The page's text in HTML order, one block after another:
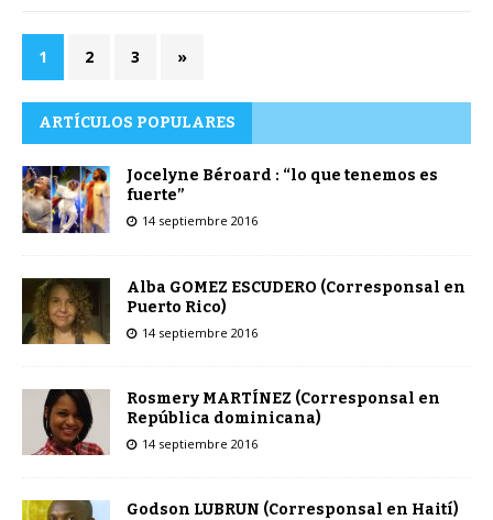
1 2 3 »
ARTÍCULOS POPULARES
Jocelyne Béroard : “lo que tenemos es
fuerte”
14 septiembre 2016
Alba GOMEZ ESCUDERO (Corresponsal en
Puerto Rico)
14 septiembre 2016
Rosmery MARTÍNEZ (Corresponsal en
República dominicana)
14 septiembre 2016
Godson LUBRUN (Corresponsal en Haití)